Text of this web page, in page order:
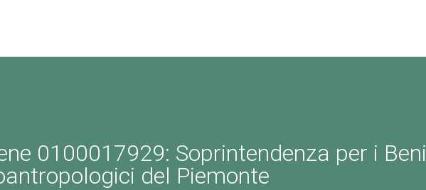
0100017929: Soprintendenza per i Beni
del Piemonte